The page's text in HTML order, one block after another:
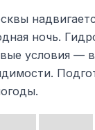
ночь.
условия —